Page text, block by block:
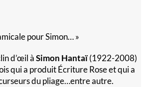
pour Simon… »
d’œil àSimon Hantaï(1922-2008)
qui a produit Écriture Rose et qui a
du pliage…entre autre.